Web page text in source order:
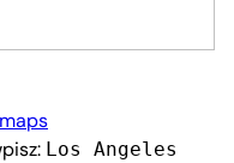
Los Angeles